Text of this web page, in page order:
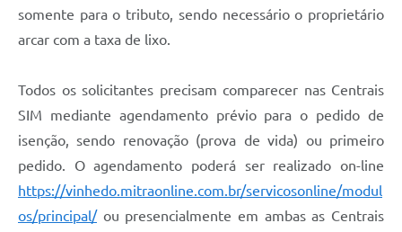
Links Úteis
Serviços Online
somente para o tributo, sendo necessário o proprietário
arcar com a taxa de lixo.
Todos os solicitantes precisam comparecer nas Centrais
SIM mediante agendamento prévio para o pedido de
isenção, sendo renovação (prova de vida) ou primeiro
pedido. O agendamento poderá ser realizado on-line
https://vinhedo.mitraonline.com.br/servicosonline/modul
os/principal/ou presencialmente em ambas as Centrais